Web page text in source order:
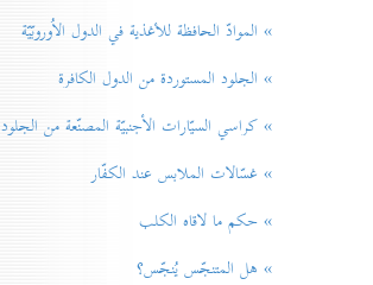
» الموادّ الحافظة للأغذية في الدول الاُوروبّيّة
» الجلود المستوردة من الدول الكافرة
» كراسي السيّارات الأجنبيّة المصنّعة من الجلود
» غسّالات الملابس عند الكفّار
» حكم ما لاقاه الكلب
» هل المتنجّس يُنجّس؟